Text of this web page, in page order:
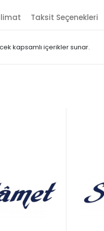
Taksit Seçenekleri
kapsamlı içerikler sunar.